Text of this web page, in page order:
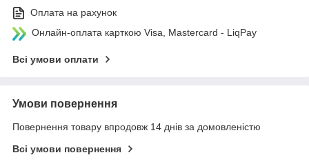
Оплата на рахунок
Онлайн-оплата карткою Visa, Mastercard - LiqPay
Всі умови оплати
Умови повернення
Повернення товару впродовж 14 днів за домовленістю
Всі умови повернення